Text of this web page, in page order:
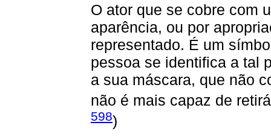
O ator que se cobre com
aparência, ou por
representado. É um
pessoa se identifica a tal
a sua máscara, que não
não é mais capaz de
598)